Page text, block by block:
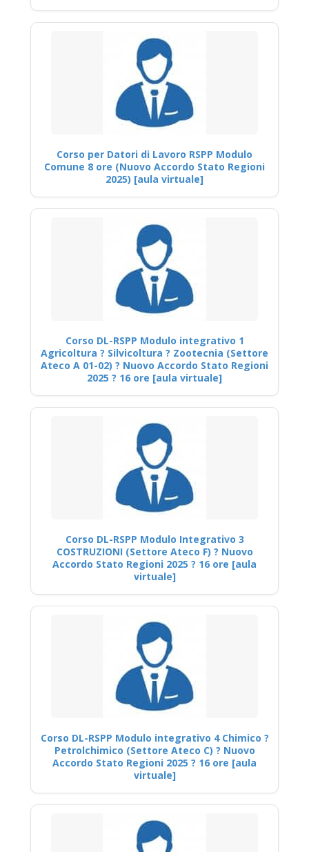
Corso per Datori di Lavoro RSPP Modulo
Comune 8 ore (Nuovo Accordo Stato Regioni
2025) [aula virtuale]
Corso DL-RSPP Modulo integrativo 1
Agricoltura ? Silvicoltura ? Zootecnia (Settore
Ateco A 01-02) ? Nuovo Accordo Stato Regioni
2025 ? 16 ore [aula virtuale]
Corso DL-RSPP Modulo Integrativo 3
COSTRUZIONI (Settore Ateco F) ? Nuovo
Accordo Stato Regioni 2025 ? 16 ore [aula
virtuale]
Corso DL-RSPP Modulo integrativo 4 Chimico ?
Petrolchimico (Settore Ateco C) ? Nuovo
Accordo Stato Regioni 2025 ? 16 ore [aula
virtuale]